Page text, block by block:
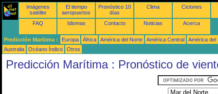
Imágenes
satélite
El tiempo
aeropuertos
Pronóstico 10
días
Clima Ciclones
FAQ Idiomas Contacto Noticias Acerca
Predicción Marítima : Europa África América del Norte América Central
América del
Australia
Océano Índico Otros
Predicción Marítima : Pronóstico de